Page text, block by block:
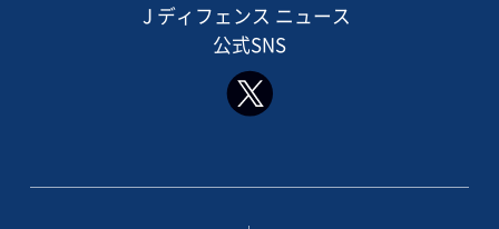
J ディフェンス ニュース
公式SNS